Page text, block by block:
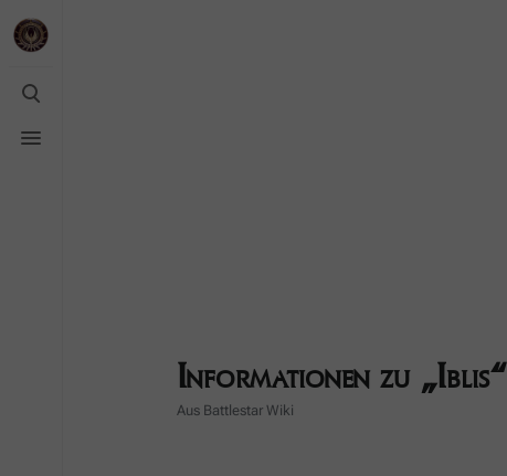
Suche
umschalten
umschalten
Informationen zu „Iblis“
Aus Battlestar Wiki